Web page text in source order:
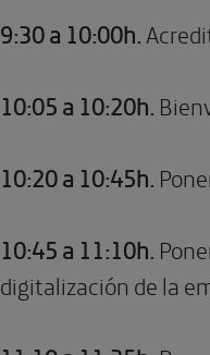
9:30 a 10:00h.
10:05 a 10:20h.
10:20 a 10:45h.
10:45 a 11:10h.
digitalización de la